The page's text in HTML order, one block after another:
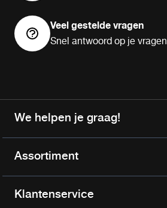
Veel gestelde vragen
Snel antwoord op je vragen
We helpen je graag!
Assortiment
Klantenservice